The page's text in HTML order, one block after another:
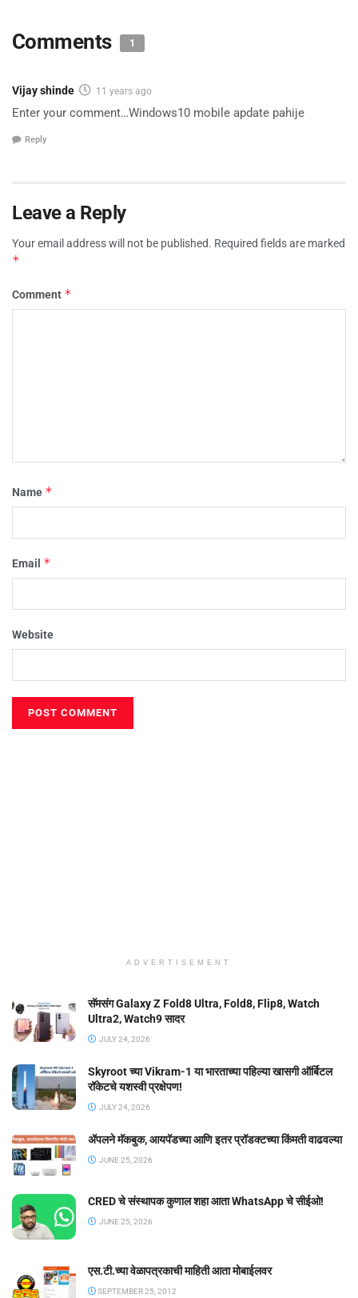
Comments 1
Vijay shinde 11 years ago
Enter your comment…Windows10 mobile apdate pahije
Reply
Leave a Reply
Your email address will not be published. Required fields are marked
*
Comment *
Name *
Email *
Website
ADVERTISEMENT
सॅमसंग Galaxy Z Fold8 Ultra, Fold8, Flip8, Watch
Ultra2, Watch9 सादर
JULY 24, 2026
Skyroot च्या Vikram-1 या भारताच्या पहिल्या खासगी ऑर्बिटल
रॉकेटचे यशस्वी प्रक्षेपण!
JULY 24, 2026
ॲपलने मॅकबुक, आयपॅडच्या आणि इतर प्रॉडक्टच्या किंमती वाढवल्या
JUNE 25, 2026
CRED चे संस्थापक कुणाल शहा आता WhatsApp चे सीईओ!
JUNE 25, 2026
एस.टी.च्या वेळापत्रकाची माहिती आता मोबाईलवर
SEPTEMBER 25, 2012